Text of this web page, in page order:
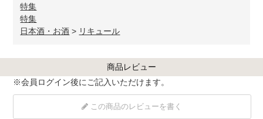
特集
特集
日本酒・お酒 > リキュール
商品レビュー
※会員ログイン後にご記入いただけます。
この商品のレビューを書く